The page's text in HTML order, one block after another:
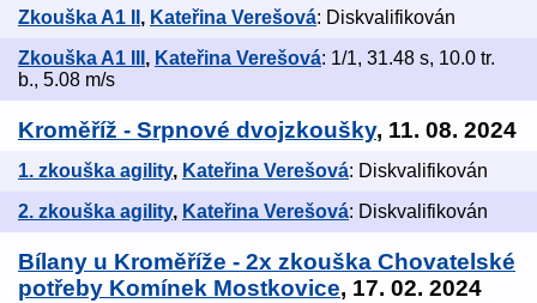
Zkouška A1 II , Kateřina Verešová: Diskvalifikován
Zkouška A1 III , Kateřina Verešová: 1/1, 31.48 s, 10.0 tr.
b., 5.08 m/s
Kroměříž - Srpnové dvojzkoušky, 11. 08. 2024
1. zkouška agility, Kateřina Verešová: Diskvalifikován
2. zkouška agility, Kateřina Verešová: Diskvalifikován
Bílany u Kroměříže - 2x zkouška Chovatelské
potřeby Komínek Mostkovice, 17. 02. 2024